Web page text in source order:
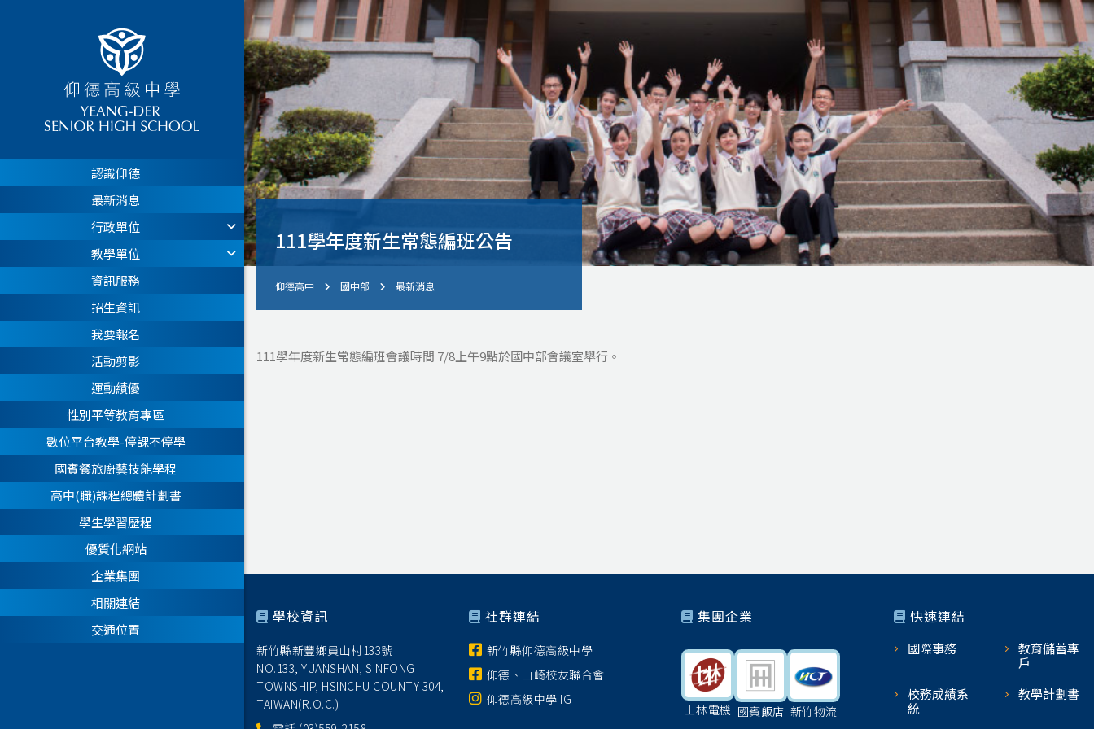
認識仰德
最新消息
行政單位
教學單位
資訊服務
招生資訊
我要報名
活動剪影
運動績優
性別平等教育專區
數位平台教學-停課不停學
國賓餐旅廚藝技能學程
高中(職)課程總體計劃書
學生學習歷程
優質化網站
企業集團
相關連結
交通位置
111學年度新生常態編班公告
仰德高中 國中部 最新消息
111學年度新生常態編班會議時間 7/8上午9點於國中部會議室舉行。
學校資訊
新竹縣新豐鄉員山村133號
NO.133, YUANSHAN, SINFONG
TOWNSHIP, HSINCHU COUNTY 304,
TAIWAN(R.O.C.)
社群連結
新竹縣仰德高級中學
仰德、山崎校友聯合會
仰德高級中學 IG
集團企業
士林電機 國賓飯店 新竹物流
快速連結
國際事務
教育儲蓄專
戶
校務成績系
統
教學計劃書